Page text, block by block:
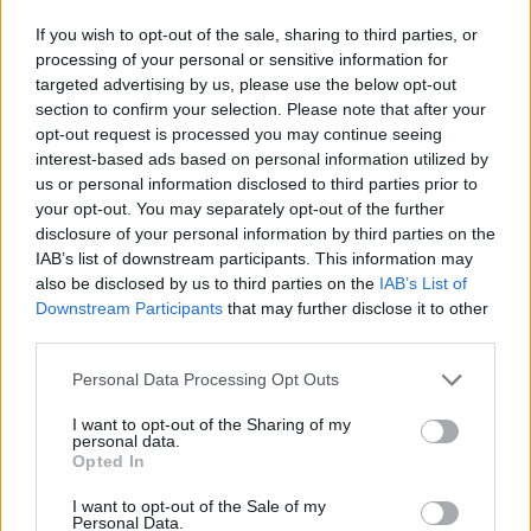
If you wish to opt-out of the sale, sharing to third parties, or
processing of your personal or sensitive information for
targeted advertising by us, please use the below opt-out
section to confirm your selection. Please note that after your
opt-out request is processed you may continue seeing
interest-based ads based on personal information utilized by
us or personal information disclosed to third parties prior to
your opt-out. You may separately opt-out of the further
disclosure of your personal information by third parties on the
IAB’s list of downstream participants. This information may
also be disclosed by us to third parties on the IAB’s List of
Downstream Participants that may further disclose it to other
Personal Data Processing Opt Outs
I want to opt-out of the Sharing of my
personal data.
Opted In
I want to opt-out of the Sale of my
Personal Data.
Besoin de détente après une période d’activité
intense
Pour améliorer la qualité du sommeil
En complément d’autres méthodes de relaxation
comme la méditation ou le yoga
Quand opter pour un massage
thérapeutique ?
Douleurs musculaires ou articulaires chroniques
ou la sciatique
Limitations de mouvement ou raideurs